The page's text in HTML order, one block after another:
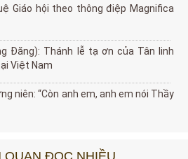
Giáo hội theo thông điệp Magnifica
Đăng): Thánh lễ tạ ơn của Tân linh
Việt Nam
niên: “Còn anh em, anh em nói Thầy
QUAN ĐỌC NHIỀU